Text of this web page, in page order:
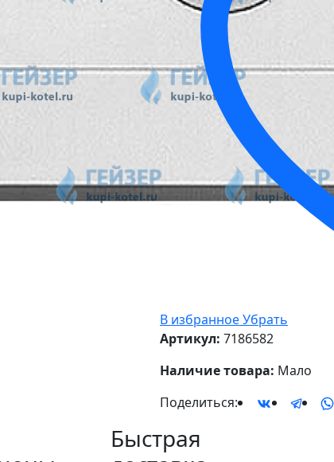
В избранноеУбрать
Артикул: 7186582
Наличие товара: Мало
Поделиться:
Быстрая